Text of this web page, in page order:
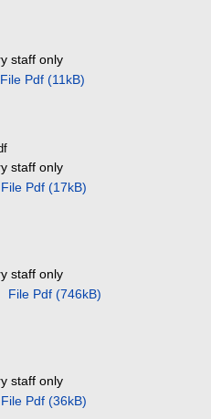
staff only
File Pdf (11kB)
staff only
File Pdf (17kB)
staff only
File Pdf (746kB)
staff only
File Pdf (36kB)